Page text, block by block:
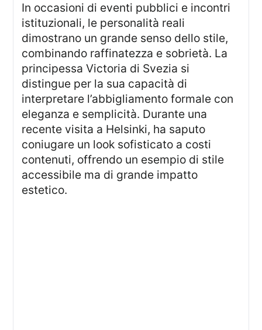
In occasioni di eventi pubblici e incontri
istituzionali, le personalità reali
dimostrano un grande senso dello stile,
combinando raffinatezza e sobrietà. La
principessa Victoria di Svezia si
distingue per la sua capacità di
interpretare l’abbigliamento formale con
eleganza e semplicità. Durante una
recente visita a Helsinki, ha saputo
coniugare un look sofisticato a costi
contenuti, offrendo un esempio di stile
accessibile ma di grande impatto
estetico.